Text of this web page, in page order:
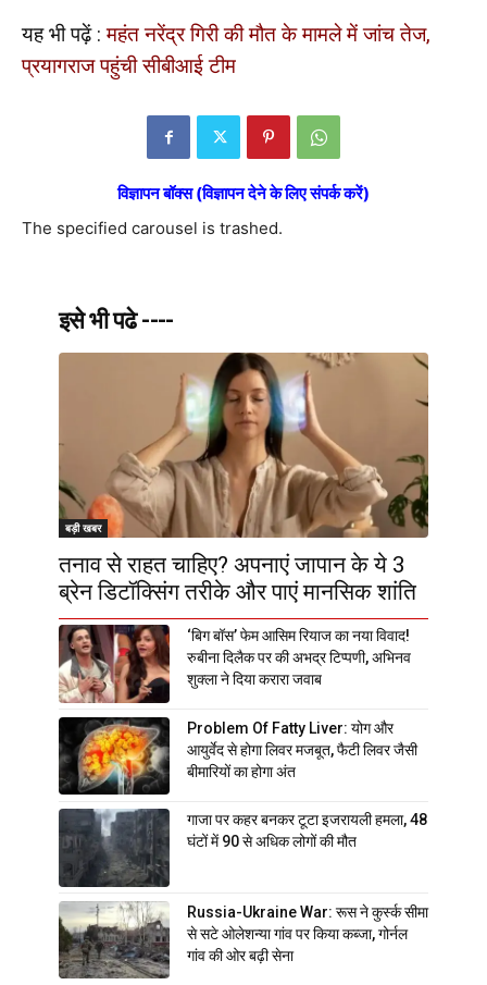
यह भी पढ़ें :महंत नरेंद्र गिरी की मौत के मामले में जांच तेज,
प्रयागराज पहुंची सीबीआई टीम
विज्ञापन बॉक्स (विज्ञापन देने के लिए संपर्क करें)
The specified carousel is trashed.
इसे भी पढे ----
बड़ी खबर
तनाव से राहत चाहिए? अपनाएं जापान के ये 3
ब्रेन डिटॉक्सिंग तरीके और पाएं मानसिक शांति
‘बिग बॉस’ फेम आसिम रियाज का नया विवाद!
रुबीना दिलैक पर की अभद्र टिप्पणी, अभिनव
शुक्ला ने दिया करारा जवाब
Problem Of Fatty Liver: योग और
आयुर्वेद से होगा लिवर मजबूत, फैटी लिवर जैसी
बीमारियों का होगा अंत
गाजा पर कहर बनकर टूटा इजरायली हमला, 48
घंटों में 90 से अधिक लोगों की मौत
Russia-Ukraine War: रूस ने कुर्स्क सीमा
से सटे ओलेशन्या गांव पर किया कब्जा, गोर्नल
गांव की ओर बढ़ी सेना